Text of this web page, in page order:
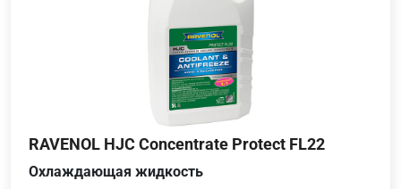
RAVENOL HJC Concentrate Protect FL22
Охлаждающая жидкость